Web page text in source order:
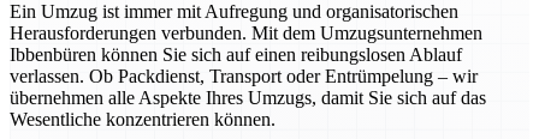
Ein Umzug ist immer mit Aufregung und organisatorischen
Herausforderungen verbunden. Mit dem Umzugsunternehmen
Ibbenbüren können Sie sich auf einen reibungslosen Ablauf
verlassen. Ob Packdienst, Transport oder Entrümpelung – wir
übernehmen alle Aspekte Ihres Umzugs, damit Sie sich auf das
Wesentliche konzentrieren können.